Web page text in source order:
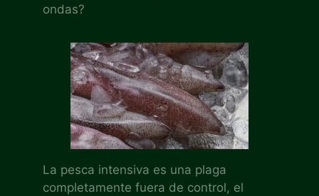
ondas?
La pesca intensiva es una plaga
completamente fuera de control, el